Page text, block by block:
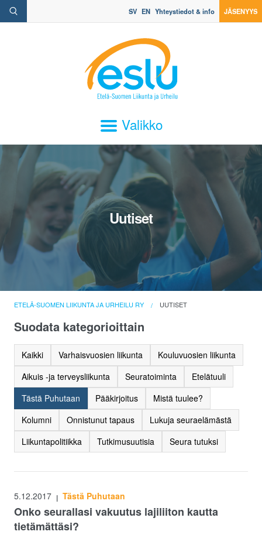
SV EN Yhteystiedot & info JÄSENYYS
Valikko
Uutiset
ETELÄ-SUOMEN LIIKUNTA JA URHEILU RY UUTISET
Suodata kategorioittain
Kaikki Varhaisvuosien liikunta
Kouluvuosien liikunta
Aikuis -ja terveysliikunta
Seuratoiminta
Etelätuuli
Tästä Puhutaan
Pääkirjoitus
Mistä tuulee?
Kolumni
Onnistunut tapaus
Lukuja seuraelämästä
Liikuntapolitiikka
Tutkimusuutisia Seura tutuksi
5.12.2017 | Tästä Puhutaan
Onko seurallasi vakuutus lajiliiton kautta
tietämättäsi?